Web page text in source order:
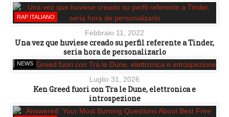
RAP ITALIANO
Febbraio 11, 2022
Una vez que huviese creado su perfil referente a Tinder,
seri­a hora de personalizarlo
NEWS
Luglio 31, 2026
Ken Greed fuori con Tra le Dune, elettronica e
introspezione